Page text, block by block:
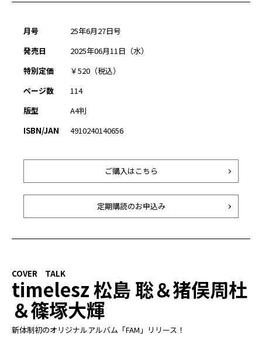
月号
25年6月27日号
発売日
2025年06月11日（水）
特別定価
￥520（税込）
ページ数
114
版型
A4判
ISBN/JAN
4910240140656
ご購入はこちら
定期購読のお申込み
COVER TALK
timelesz 松島 聡＆猪俣周杜
＆篠塚大輝
新体制初のオリジナルアルバム「FAM」リリース！